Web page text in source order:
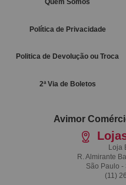
Quem Somos
Política de Privacidade
Politica de Devolução ou Troca
2ª Via de Boletos
Avimor
Loja
R. Almirante
São Paulo -
(11)